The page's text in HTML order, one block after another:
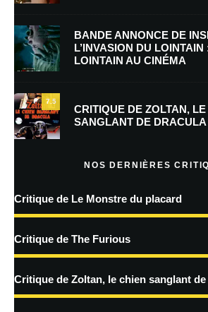
Enregistrer mon nom, mon e-mail et mon site
mon prochain commentaire.
Prévenez-moi de tous les nouveaux commentaires
Prévenez-moi de tous les nouveaux articles par e-
traitées
BANDE ANNONCE DE
L’INVASION DU
LOINTAIN AU CINÉMA
7.5
CRITIQUE DE ZOLTAN, LE
SANGLANT DE DRACULA
NOS DERNIÈRES
Critique de Le Monstre du placard
Critique de The Furious
Critique de Zoltan, le chien sanglant